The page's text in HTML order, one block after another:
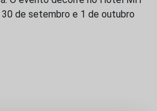
de setembro e 1 de outubro